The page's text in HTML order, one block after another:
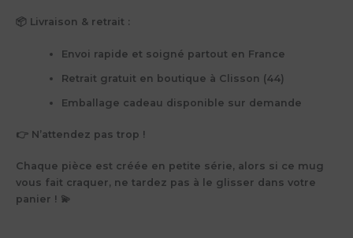
📦 Livraison & retrait :
Envoi rapide et soigné partout en France
Retrait gratuit en boutique à Clisson (44)
Emballage cadeau disponible sur demande
👉 N’attendez pas trop !
Chaque pièce est créée en petite série, alors si ce mug
vous fait craquer, ne tardez pas à le glisser dans votre
panier ! 💫